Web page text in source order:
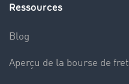
Ressources
Blog
Aperçu de la bourse de fret